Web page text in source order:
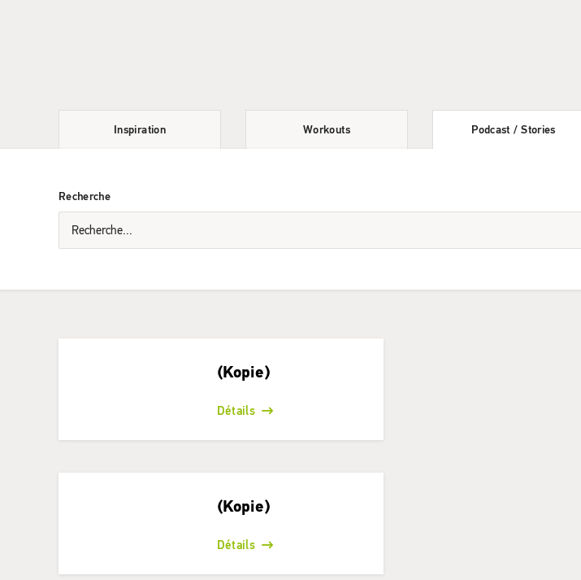
Inspiration Workouts Podcast / Stories
Recherche
(Kopie)
Détails
(Kopie)
Détails